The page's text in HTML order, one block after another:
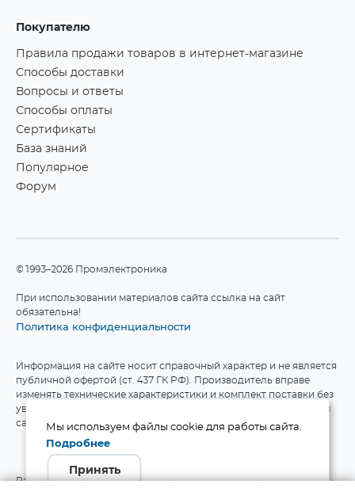
Покупателю
Правила продажи товаров в интернет-магазине
Способы доставки
Вопросы и ответы
Способы оплаты
Сертификаты
База знаний
Популярное
Форум
©1993–2026 Промэлектроника
При использовании материалов сайта ссылка на сайт
обязательна!
Политика конфиденциальности
Информация на сайте носит справочный характер и не является
публичной офертой (ст. 437 ГК РФ). Производитель вправе
изменять технические характеристики и комплект поставки без
уведомления. Актуальные данные приведены на официальном
сайте производителя.
Разработка сайта
Мы используем файлы cookie для работы сайта.
Подробнее
Принять